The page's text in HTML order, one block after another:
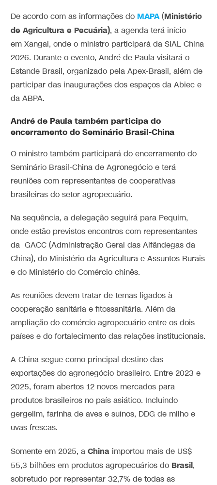
De acordo com as informações do MAPA(Ministério
de Agricultura e Pecuária), a agenda terá início
emXangai, onde o ministro participará daSIAL China
2026. Durante o evento, André de Paula visitará o
Estande Brasil, organizado pelaApex-Brasil, além de
participar das inaugurações dos espaços daAbiec e
daABPA.
André de Paula também participa do
encerramento do Seminário Brasil-China
O ministro também participará do encerramento do
Seminário Brasil-China de Agronegócio e terá
reuniões com representantes de cooperativas
brasileiras do setor agropecuário.
Na sequência, a delegação seguirá para Pequim,
onde estão previstos encontros com representantes
da GACC (Administração Geral das Alfândegas da
China), do Ministério da Agricultura e Assuntos Rurais
e do Ministério do Comércio chinês.
As reuniões devem tratar de temas ligados à
cooperação sanitária e fitossanitária. Além da
ampliação do comércio agropecuário entre os dois
países e do fortalecimento das relações institucionais.
A China segue como principal destino das
exportações do agronegócio brasileiro. Entre 2023 e
2025, foram abertos 12 novos mercados para
produtos brasileiros no país asiático. Incluindo
gergelim, farinha de aves e suínos, DDG de milho e
uvas frescas.
Somente em 2025, aChina importou mais de US$
55,3 bilhões em produtos agropecuários do Brasil,
sobretudo por representar 32,7% de todas as